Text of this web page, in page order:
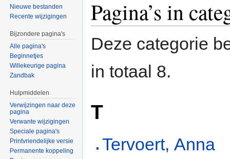
Pagina’s in
Deze categorie
in totaal 8.
T
Tervoert, Anna
Nieuwe bestanden
Recente wijzigingen
Bijzondere pagina's
Alle pagina's
Beginnetjes
Willekeurige pagina
Zandbak
Hulpmiddelen
Verwijzingen naar deze
pagina
Verwante wijzigingen
Speciale pagina's
Printvriendelijke versie
Permanente koppeling